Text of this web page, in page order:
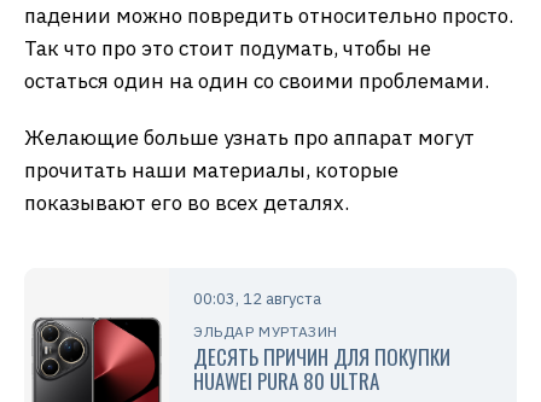
падении можно повредить относительно просто.
Так что про это стоит подумать, чтобы не
остаться один на один со своими проблемами.
Желающие больше узнать про аппарат могут
прочитать наши материалы, которые
показывают его во всех деталях.
00:03, 12 августа
ЭЛЬДАР МУРТАЗИН
ДЕСЯТЬ ПРИЧИН ДЛЯ ПОКУПКИ
HUAWEI PURA 80 ULTRA